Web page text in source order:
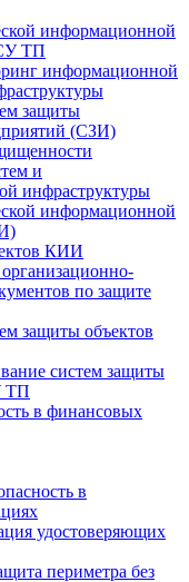
информационной
ТП
информационной
защиты
(СЗИ)
и
инфраструктуры
информационной
КИИ
по защите
защиты объектов
систем защиты
ТП
в финансовых
в
удостоверяющих
периметра без